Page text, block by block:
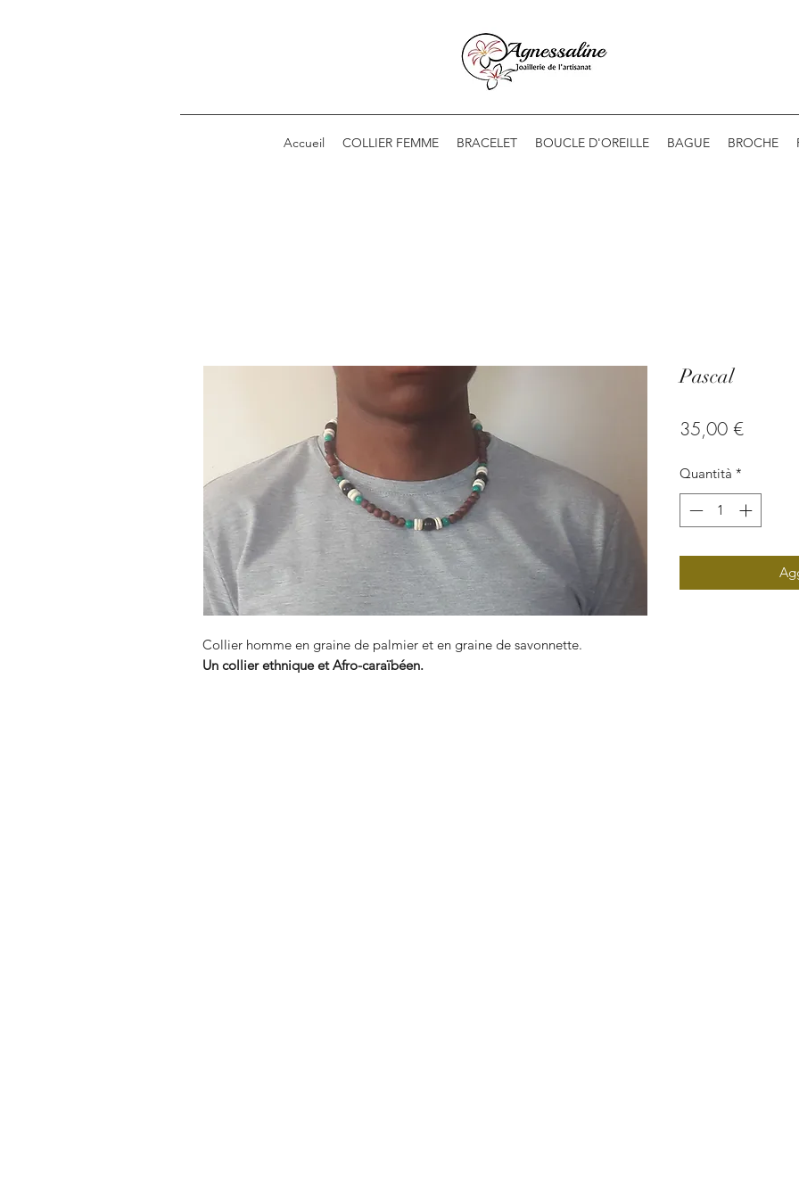
Accueil COLLIER FEMME BRACELET BOUCLE D'OREILLE BAGUE BROCHE
Collier homme en graine de palmier et en graine de savonnette.
Un collier ethnique et Afro-caraïbéen.
Pascal
35,00 €Prezzo
Quantità *